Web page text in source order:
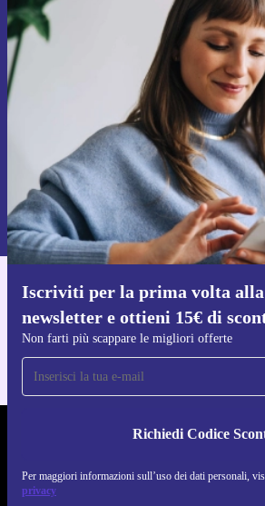
Iscriviti per la prima volta
newsletter e ottieni 15€ di
Non farti più scappare le migliori offerte
Richiedi Codice
Per maggiori informazioni sull’uso dei dati personali,
privacy
Iscriviti per la prima
newsletter e ottieni 15€
Non farti più scappare le
Richiedi codice
Per maggiori informazioni sull’uso dei dati
Normativa sulla privacy
Scarica l'app di
Per iOS e Android
REFURBED ITALIA -
SEGUICI SU